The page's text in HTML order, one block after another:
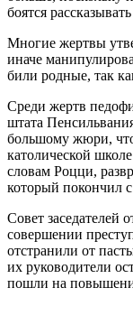
боятся
Многие жертвы
иначе
били родные, так
Среди жертв
штата
большому жюри,
католической
словам Роцци,
который покончил
Совет заседателей
совершении
отстранили от
их руководители
пошли на